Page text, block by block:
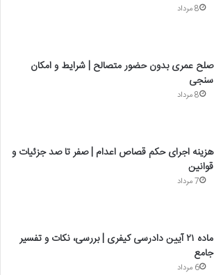
8 مرداد
صلح عمری بدون حضور متصالح | شرایط و امکان
سنجی
8 مرداد
هزینه اجرای حکم قصاص اعدام | صفر تا صد جزئیات و
قوانین
7 مرداد
ماده ۲۱ آیین دادرسی کیفری | بررسی، نکات و تفسیر
جامع
6 مرداد